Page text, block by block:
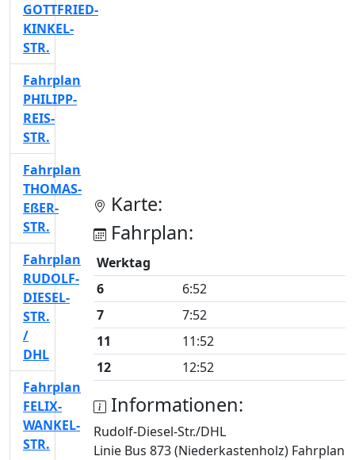
Karte:
Fahrplan:
Werktag
6
6:52
7
7:52
11
11:52
12
12:52
Informationen:
Rudolf-Diesel-Str./DHL
Linie Bus 873 (Niederkastenholz) Fahrplan
GOTTFRIED-
KINKEL-
STR.
Fahrplan
PHILIPP-
REIS-
STR.
Fahrplan
THOMAS-
EßER-
STR.
Fahrplan
RUDOLF-
DIESEL-
STR.
/
DHL
Fahrplan
FELIX-
WANKEL-
STR.